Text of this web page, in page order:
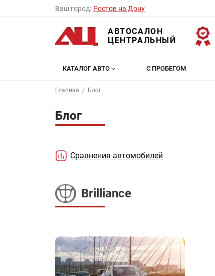
Ваш город: Ростов на Дону
АВТОСАЛОН
ЦЕНТРАЛЬНЫЙ
КАТАЛОГ АВТО С ПРОБЕГОМ
Главная Блог
Блог
Сравнения автомобилей
Brilliance